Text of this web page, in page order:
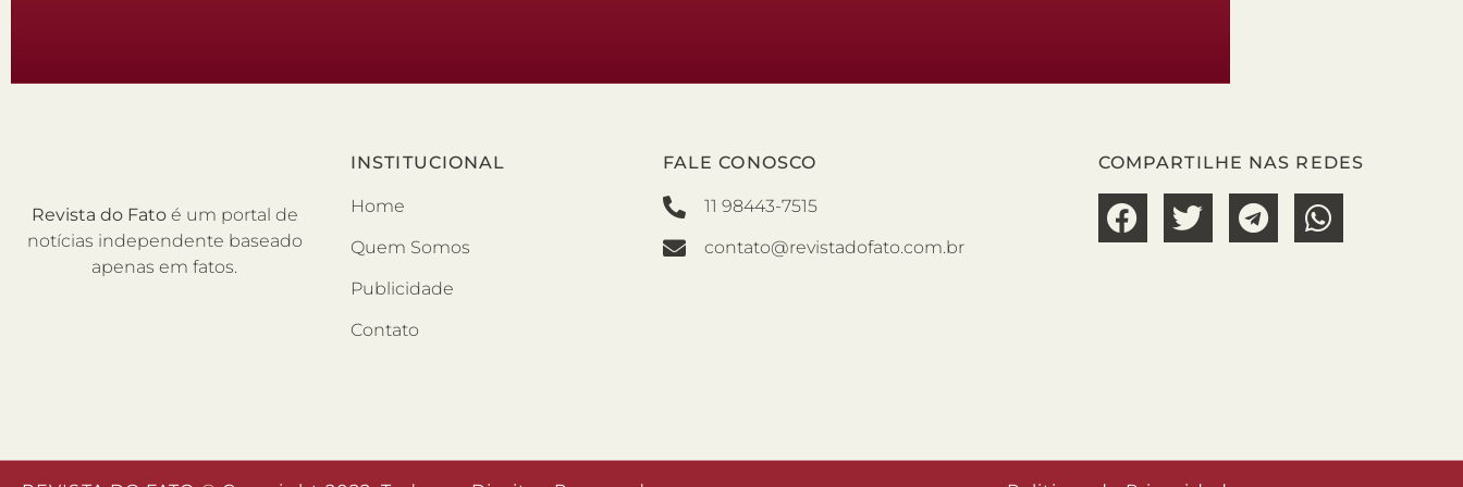
Revista do Fato é um portal de
notícias independente baseado
apenas em fatos.
INSTITUCIONAL
Home
Quem Somos
Publicidade
Contato
FALE CONOSCO
11 98443-7515
contato@revistadofato.com.br
COMPARTILHE NAS REDES